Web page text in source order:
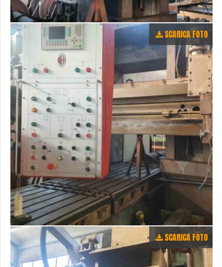
SCARICA FOTO
SCARICA FOTO